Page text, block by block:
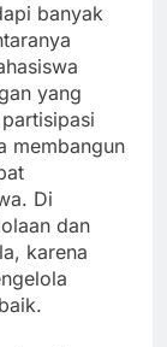
banyak
yang
membangun
Di
dan
karena